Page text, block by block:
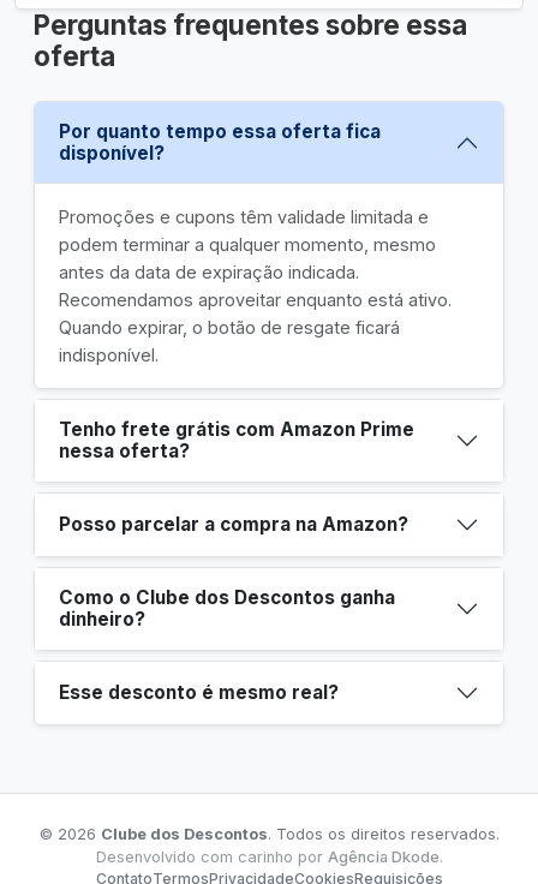
Perguntas frequentes sobre essa
oferta
Por quanto tempo essa oferta fica
disponível?
Promoções e cupons têm validade limitada e
podem terminar a qualquer momento, mesmo
antes da data de expiração indicada.
Recomendamos aproveitar enquanto está ativo.
Quando expirar, o botão de resgate ficará
indisponível.
Tenho frete grátis com Amazon Prime
nessa oferta?
Posso parcelar a compra na Amazon?
Como o Clube dos Descontos ganha
dinheiro?
Esse desconto é mesmo real?
© 2026 Clube dos Descontos. Todos os direitos reservados.
Desenvolvido com carinho por Agência Dkode.
ContatoTermosPrivacidadeCookiesRequisições